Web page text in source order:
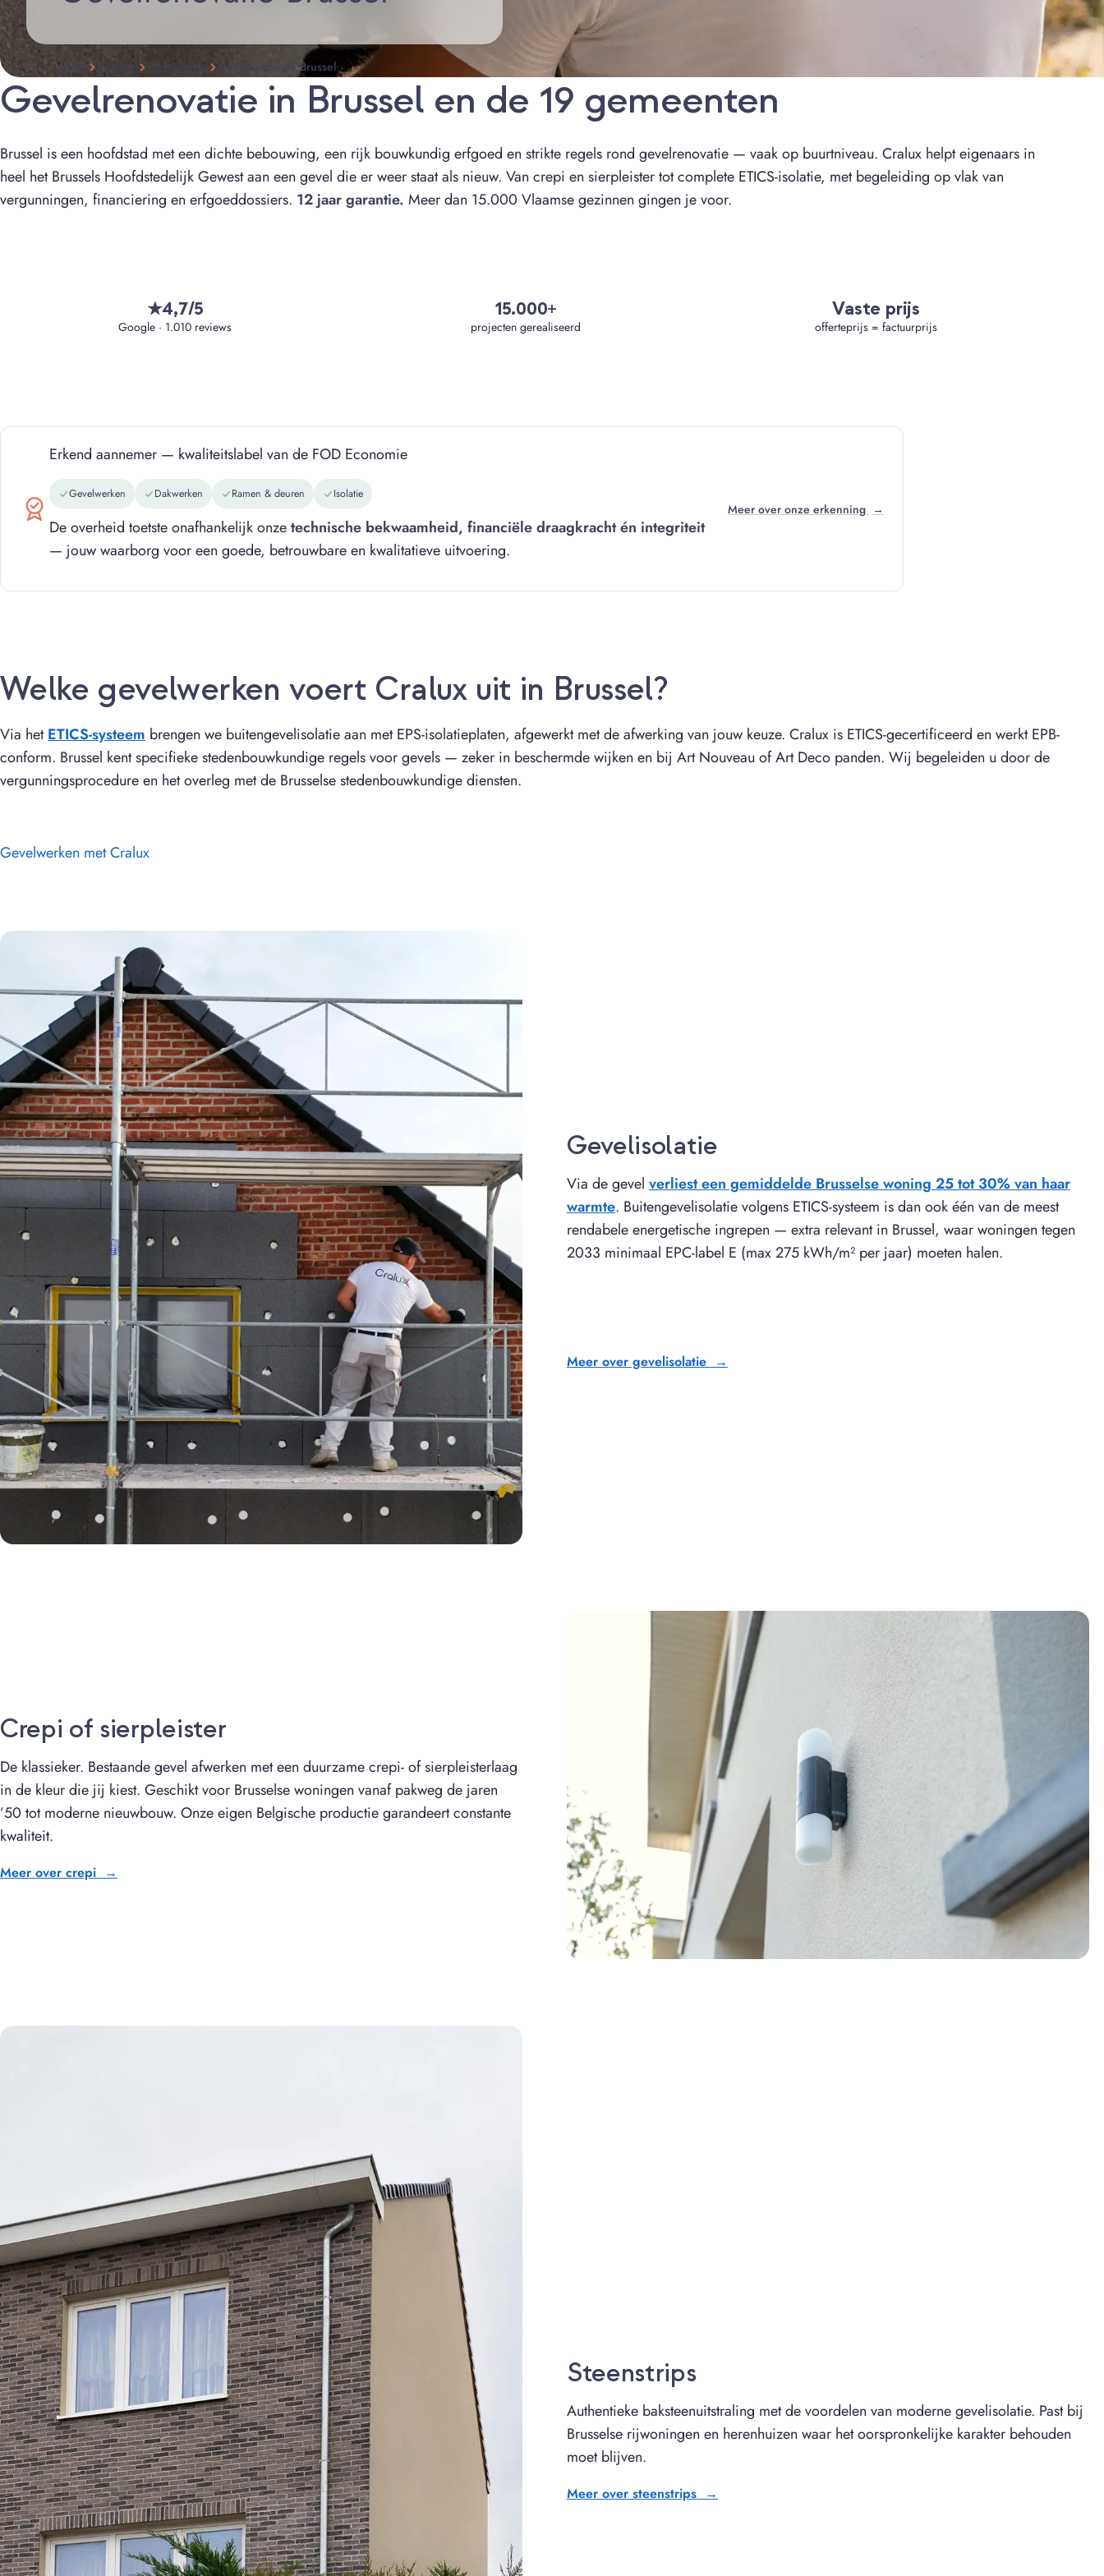
Home Diensten Gevelwerken Gevelrenovatie Brussel
Gevelrenovatie in Brussel en de 19 gemeenten
Brussel is een hoofdstad met een dichte bebouwing, een rijk bouwkundig erfgoed en strikte regels rond gevelrenovatie — vaak op buurtniveau. Cralux helpt eigenaars in
heel het Brussels Hoofdstedelijk Gewest aan een gevel die er weer staat als nieuw. Van crepi en sierpleister tot complete ETICS-isolatie, met begeleiding op vlak van
vergunningen, financiering en erfgoeddossiers. 12 jaar garantie. Meer dan 15.000 Vlaamse gezinnen gingen je voor.
★4,7/5
Google · 1.010 reviews
15.000+
projecten gerealiseerd
Vaste prijs
offerteprijs = factuurprijs
Erkend aannemer — kwaliteitslabel van de FOD Economie
Gevelwerken Dakwerken Ramen & deuren Isolatie
De overheid toetste onafhankelijk onzetechnische bekwaamheid, financiële draagkracht én integriteit
— jouw waarborg voor een goede, betrouwbare en kwalitatieve uitvoering.
Meer over onze erkenning →
Welke gevelwerken voert Cralux uit in Brussel?
Via hetETICS-systeem brengen we buitengevelisolatie aan met EPS-isolatieplaten, afgewerkt met de afwerking van jouw keuze. Cralux is ETICS-gecertificeerd en werkt EPB-
conform. Brussel kent specifieke stedenbouwkundige regels voor gevels — zeker in beschermde wijken en bij Art Nouveau of Art Deco panden. Wij begeleiden u door de
vergunningsprocedure en het overleg met de Brusselse stedenbouwkundige diensten.
Gevelwerken met Cralux
Gevelisolatie
Via de gevel verliest een gemiddelde Brusselse woning 25 tot 30% van haar
warmte. Buitengevelisolatie volgens ETICS-systeem is dan ook één van de meest
rendabele energetische ingrepen — extra relevant in Brussel, waar woningen tegen
2033 minimaal EPC-label E (max 275 kWh/m² per jaar) moeten halen.
Meer over gevelisolatie
Crepi of sierpleister
De klassieker. Bestaande gevel afwerken met een duurzame crepi- of sierpleisterlaag
in de kleur die jij kiest. Geschikt voor Brusselse woningen vanaf pakweg de jaren
’50 tot moderne nieuwbouw. Onze eigen Belgische productie garandeert constante
kwaliteit.
Meer over crepi
Steenstrips
Authentieke baksteenuitstraling met de voordelen van moderne gevelisolatie. Past bij
Brusselse rijwoningen en herenhuizen waar het oorspronkelijke karakter behouden
moet blijven.
Meer over steenstrips